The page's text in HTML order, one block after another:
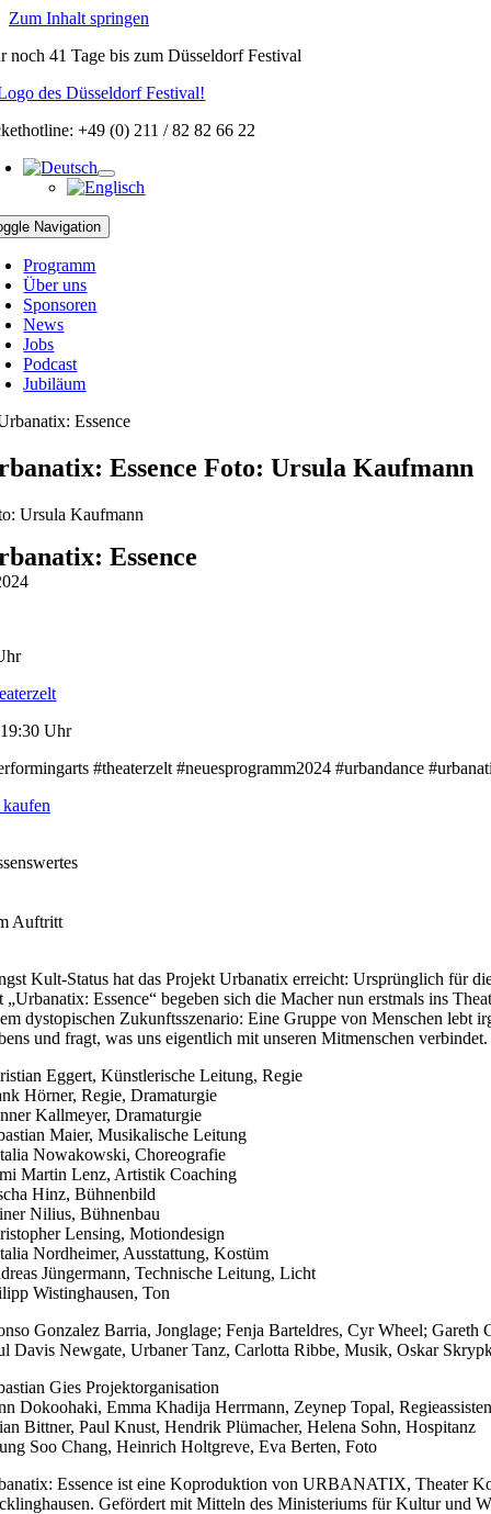
Zum Inhalt springen
noch41 Tagebis zum Düsseldorf Festival
+49 (0) 211 / 82 82 66 22
Navigation
Programm
Über uns
Sponsoren
News
Jobs
Podcast
Jubiläum
Essence Foto: Ursula Kaufmann
Ursula Kaufmann
Essence
Uhr
#theaterzelt #neuesprogramm2024 #urbandance
Auftritt
Kult-Status hat das Projekt Urbanatix erreicht: Ursprünglich für
„Urbanatix: Essence“ begeben sich die Macher nun erstmals ins
dystopischen Zukunftsszenario: Eine Gruppe von Menschen lebt
und fragt, was uns eigentlich mit unseren Mitmenschen verbindet.
Eggert, Künstlerische Leitung, Regie
Hörner, Regie, Dramaturgie
Kallmeyer, Dramaturgie
Maier, Musikalische Leitung
Nowakowski, Choreografie
Martin Lenz, Artistik Coaching
Hinz, Bühnenbild
Nilius, Bühnenbau
Lensing, Motiondesign
Nordheimer, Ausstattung, Kostüm
Jüngermann, Technische Leitung, Licht
Wistinghausen, Ton
Gonzalez Barria, Jonglage; Fenja Barteldres, Cyr Wheel;
Davis Newgate, Urbaner Tanz, Carlotta Ribbe, Musik, Oskar
Gies Projektorganisation
Dokoohaki, Emma Khadija Herrmann, Zeynep Topal,
Bittner, Paul Knust, Hendrik Plümacher, Helena Sohn, Hospitanz
Soo Chang, Heinrich Holtgreve, Eva Berten, Foto
Essence ist eine Koproduktion von URBANATIX, Theater
Gefördert mit Mitteln des Ministeriums für Kultur und